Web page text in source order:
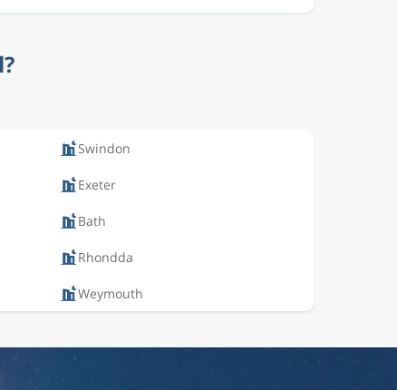
Swindon
Exeter
Bath
Rhondda
Weymouth